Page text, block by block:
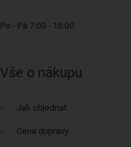
Po - Pá 7:00 - 16:00
Vše o nákupu
Jak objednat
Cena dopravy